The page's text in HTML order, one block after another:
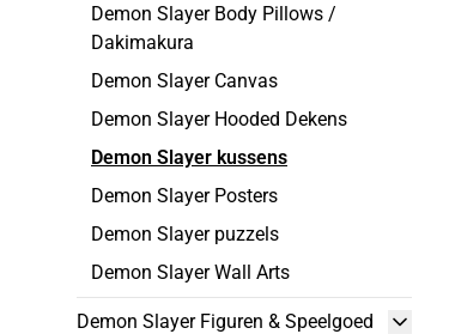
Demon Slayer Body Pillows /
Dakimakura
Demon Slayer Canvas
Demon Slayer Hooded Dekens
Demon Slayer kussens
Demon Slayer Posters
Demon Slayer puzzels
Demon Slayer Wall Arts
Demon Slayer Figuren & Speelgoed